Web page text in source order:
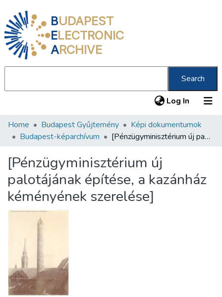
BUDAPEST
ELECTRONIC
ARCHIVE
Search
Log In (current)
Communities & Collections
Statistics
About us
Home Budapest Gyűjtemény
Képi dokumentumok
Budapest-képarchívum
[Pénzügyminisztérium új palotájának építése, a kazánház kéményének szerelése]
[Pénzügyminisztérium új
palotájának építése, a kazánház
kéményének szerelése]